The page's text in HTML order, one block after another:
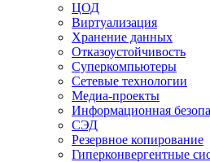
ЦОД
Виртуализация
Хранение данных
Отказоустойчивость
Суперкомпьютеры
Сетевые технологии
Медиа-проекты
Информационная
СЭД
Резервное копирование
Гиперконвергентные